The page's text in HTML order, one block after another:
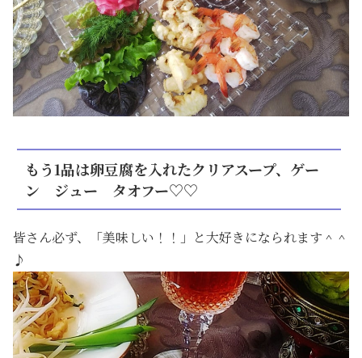
もう1品は卵豆腐を入れたクリアスープ、ゲー
ン ジュー タオフー♡♡
皆さん必ず、「美味しい！！」と大好きになられます＾＾
♪